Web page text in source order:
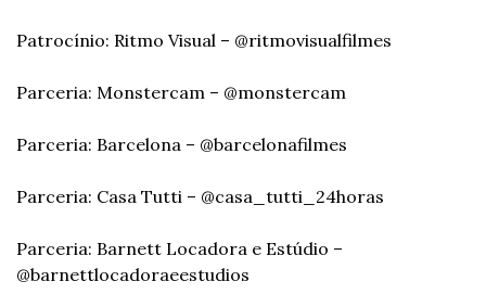
Patrocínio: Ritmo Visual – @ritmovisualfilmes
Parceria: Monstercam – @monstercam
Parceria: Barcelona – @barcelonafilmes
Parceria: Casa Tutti – @casa_tutti_24horas
Parceria: Barnett Locadora e Estúdio –
@barnettlocadoraeestudios